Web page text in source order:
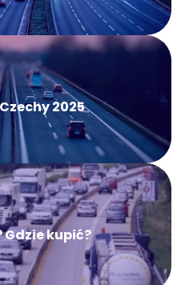
2025
Gdzie kupić?